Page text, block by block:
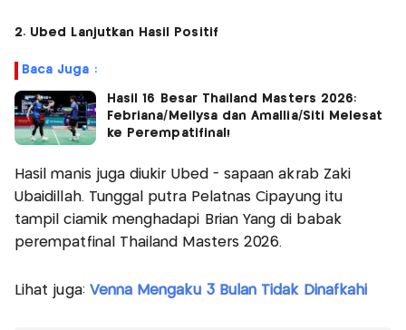
2. Ubed Lanjutkan Hasil Positif
Baca Juga :
Hasil 16 Besar Thailand Masters 2026:
Febriana/Meilysa dan Amallia/Siti Melesat
ke Perempatifinal!
Hasil manis juga diukir Ubed - sapaan akrab Zaki
Ubaidillah. Tunggal putra Pelatnas Cipayung itu
tampil ciamik menghadapi Brian Yang di babak
perempatfinal Thailand Masters 2026.
Lihat juga: Venna Mengaku 3 Bulan Tidak Dinafkahi